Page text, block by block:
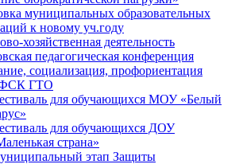
муниципальных образовательных
к новому уч.году
хозяйственная деятельность
педагогическая конференция
социализация, профориентация
ГТО
для обучающихся МОУ «Белый
для обучающихся ДОУ
страна»
этап Защиты